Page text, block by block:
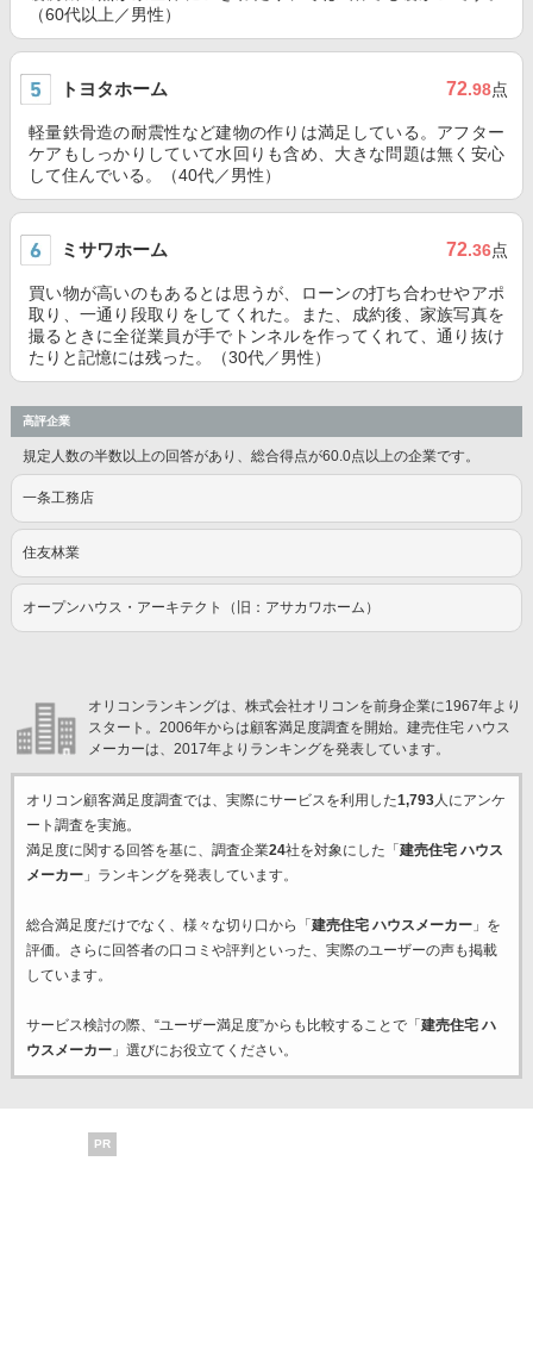
（60代以上／男性）
トヨタホーム 72.98点
軽量鉄骨造の耐震性など建物の作りは満足している。アフター
ケアもしっかりしていて水回りも含め、大きな問題は無く安心
して住んでいる。（40代／男性）
ミサワホーム 72.36点
買い物が高いのもあるとは思うが、ローンの打ち合わせやアポ
取り、一通り段取りをしてくれた。また、成約後、家族写真を
撮るときに全従業員が手でトンネルを作ってくれて、通り抜け
たりと記憶には残った。（30代／男性）
高評企業
規定人数の半数以上の回答があり、総合得点が60.0点以上の企業です。
一条工務店
住友林業
オープンハウス・アーキテクト（旧：アサカワホーム）
オリコンランキングは、株式会社オリコンを前身企業に1967年より
スタート。2006年からは顧客満足度調査を開始。建売住宅 ハウス
メーカーは、2017年よりランキングを発表しています。
オリコン顧客満足度調査では、実際にサービスを利用した1,793人にアンケ
ート調査を実施。
満足度に関する回答を基に、調査企業24社を対象にした「 建売住宅 ハウス
メーカー」ランキングを発表しています。
総合満足度だけでなく、様々な切り口から「 建売住宅 ハウスメーカー」を
評価。さらに回答者の口コミや評判といった、実際のユーザーの声も掲載
しています。
サービス検討の際、“ユーザー満足度”からも比較することで「 建売住宅 ハ
ウスメーカー」選びにお役立てください。
PR